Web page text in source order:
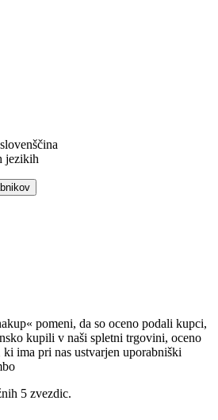
jezikih
pomeni, da so oceno podali kupci,
kupili v naši spletni trgovini, oceno
ima pri nas ustvarjen uporabniški
5 zvezdic.